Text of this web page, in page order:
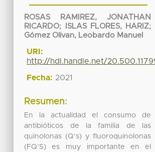
ROSAS RAMIREZ, JONATHAN
RICARDO; ISLAS FLORES, HARIZ;
Gómez Olivan, Leobardo Manuel
URI:
http://hdl.handle.net/
Fecha: 2021
Resumen:
En la actualidad el consumo de
antibióticos de la familia de las
quinolonas (Q’s) y fluoroquinolonas
(FQ’S) es muy importante en el